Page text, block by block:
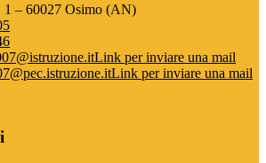
1 – 60027 Osimo (AN)
Link per inviare una mail
Link per inviare una mail